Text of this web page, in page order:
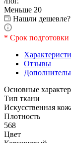
Меньше 20
Нашли дешевле?
* Срок подготовки
Отзывы
Основные
Тип ткани
Искусственная
Плотность
568
Цвет